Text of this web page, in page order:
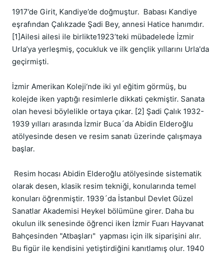
1917’de Girit, Kandiye’de doğmuştur.  Babası Kandiye
eşrafından Çalıkzade Şadi Bey, annesi Hatice hanımdır.
[1]Ailesi ailesi ile birlikte1923’teki mübadelede İzmir
Urla’ya yerleşmiş, çocukluk ve ilk gençlik yıllarını Urla'da
geçirmişti.
İzmir Amerikan Koleji‘nde iki yıl eğitim görmüş, bu
kolejde iken yaptığı resimlerle dikkati çekmiştir. Sanata
olan hevesi böylelikle ortaya çıkar. [2] Şadi Çalık 1932-
1939 yılları arasında İzmir Buca´da Abidin Elderoğlu
atölyesinde desen ve resim sanatı üzerinde çalışmaya
başlar.
olarak desen, klasik resim tekniği, konularında temel
konuları öğrenmiştir. 1939´da İstanbul Devlet Güzel
Sanatlar Akademisi Heykel bölümüne girer. Daha bu
okulun ilk senesinde öğrenci iken İzmir Fuarı Hayvanat
Bahçesinden "Atbaşları"  yapması için ilk siparişini alır.
Bu figür ile kendisini yetiştirdiğini kanıtlamış olur. 1940